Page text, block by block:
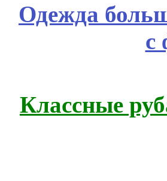
Одежда
с
Классные